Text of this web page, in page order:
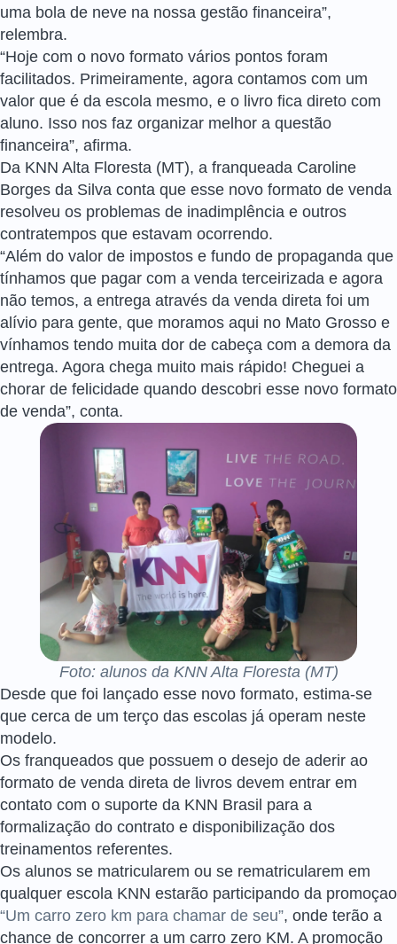
uma bola de neve na nossa gestão financeira”,
relembra.
“Hoje com o novo formato vários pontos foram
facilitados. Primeiramente, agora contamos com um
valor que é da escola mesmo, e o livro fica direto com
aluno. Isso nos faz organizar melhor a questão
financeira”, afirma.
Da KNN Alta Floresta (MT), a franqueada Caroline
Borges da Silva conta que esse novo formato de venda
resolveu os problemas de inadimplência e outros
contratempos que estavam ocorrendo.
“Além do valor de impostos e fundo de propaganda que
tínhamos que pagar com a venda terceirizada e agora
não temos, a entrega através da venda direta foi um
alívio para gente, que moramos aqui no Mato Grosso e
vínhamos tendo muita dor de cabeça com a demora da
entrega. Agora chega muito mais rápido! Cheguei a
chorar de felicidade quando descobri esse novo formato
de venda”, conta.
Foto: alunos da KNN Alta Floresta (MT)
Desde que foi lançado esse novo formato, estima-se
que cerca de um terço das escolas já operam neste
modelo.
Os franqueados que possuem o desejo de aderir ao
formato de venda direta de livros devem entrar em
contato com o suporte da KNN Brasil para a
formalização do contrato e disponibilização dos
treinamentos referentes.
Os alunos se matricularem ou se rematricularem em
qualquer escola KNN estarão participando da promoçao
“Um carro zero km para chamar de seu”, onde terão a
chance de concorrer a um carro zero KM. A promoção